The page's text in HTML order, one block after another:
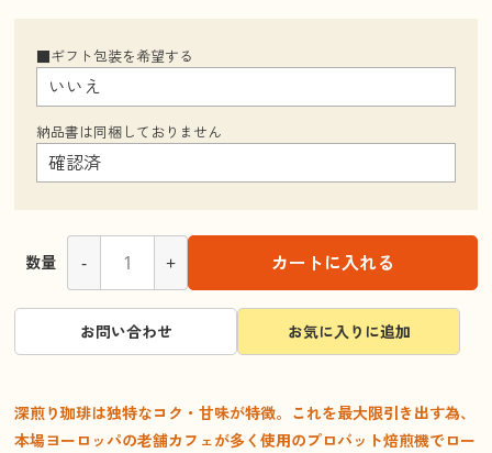
■ギフト包装を希望する
納品書は同梱しておりません
数量 - + カートに入れる
お問い合わせ お気に入りに追加
深煎り珈琲は独特なコク・甘味が特徴。これを最大限引き出す為、
本場ヨーロッパの老舗カフェが多く使用のプロバット焙煎機でロー